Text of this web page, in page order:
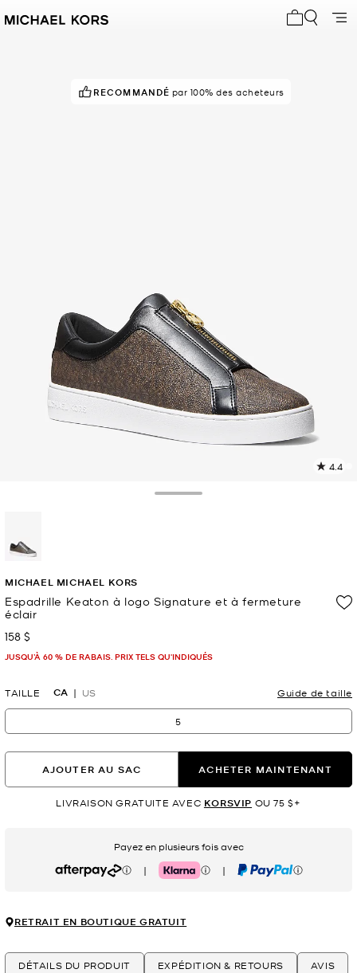
RECOMMANDÉ par 100% des acheteurs
POPULAIRE !68 vus récemment
4.4
MICHAEL MICHAEL KORS
Espadrille Keaton à logo Signature et à fermeture
éclair
maintenant
158 $
JUSQU’À 60 % DE RABAIS. PRIX TELS QU'INDIQUÉS
TAILLE CA US Guide de taille
5
AJOUTER AU SAC ACHETER MAINTENANT
LIVRAISON GRATUITE AVEC KORSVIP OU 75 $+
Payez en plusieurs fois avec
Afterpay | Klarna | PayPal
RETRAIT EN BOUTIQUE GRATUIT
DÉTAILS DU PRODUIT EXPÉDITION & RETOURS AVIS